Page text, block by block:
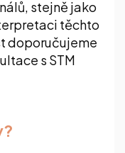
stejně jako
těchto
doporučujeme
s STM